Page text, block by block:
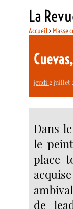
La
Accueil> Masse
jeudi 2 juillet
Dans
le
place
de